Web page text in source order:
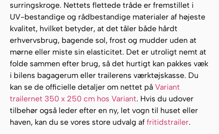
surringskroge. Nettets flettede tråde er fremstillet i
UV-bestandige og rådbestandige materialer af højeste
kvalitet, hvilket betyder, at det tåler både hårdt
erhvervsbrug, bagende sol, frost og mudder uden at
mørne eller miste sin elasticitet. Det er utroligt nemt at
folde sammen efter brug, så det hurtigt kan pakkes væk
i bilens bagagerum eller trailerens værktøjskasse. Du
kan se de officielle detaljer om nettet på Variant
trailernet 350 x 250 cm hos Variant. Hvis du udover
tilbehør også leder efter en ny, let vogn til huset eller
haven, kan du se vores store udvalg af fritidstrailer.